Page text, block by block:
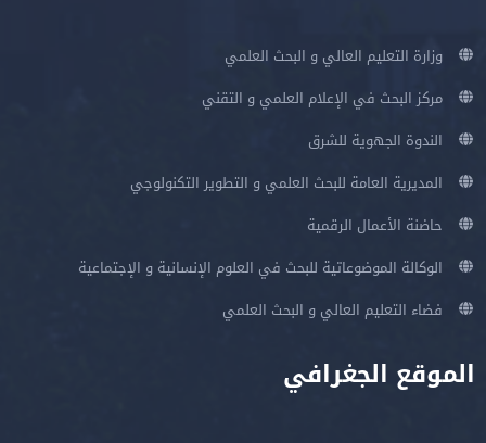
وزارة التعليم العالي و البحث العلمي
مركز البحث في الإعلام العلمي و التقني
الندوة الجهوية للشرق
المديرية العامة للبحث العلمي و التطوير التكنولوجي
حاضنة الأعمال الرقمية
الوكالة الموضوعاتية للبحث في العلوم الإنسانية و الإجتماعية
فضاء التعليم العالي و البحث العلمي
الموقع الجغرافي